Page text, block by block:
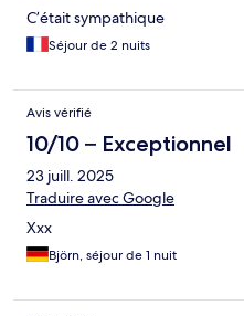
C’était sympathique
Séjour de 2 nuits
Avis vérifié
10/10 – Exceptionnel
23 juill. 2025
Traduire avec Google
Xxx
Björn, séjour de 1 nuit